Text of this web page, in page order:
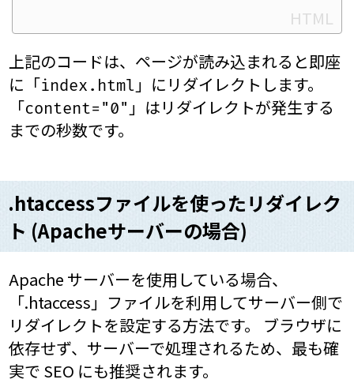
HTML
上記のコードは、ページが読み込まれると即座
に「index.html」にリダイレクトします。
「content="0"」はリダイレクトが発生する
までの秒数です。
.htaccessファイルを使ったリダイレク
ト (Apacheサーバーの場合)
Apache サーバーを使用している場合、
「.htaccess」ファイルを利用してサーバー側で
リダイレクトを設定する方法です。 ブラウザに
依存せず、サーバーで処理されるため、最も確
実で SEO にも推奨されます。